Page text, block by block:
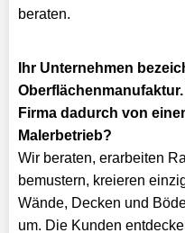
beraten.
Ihr Unternehmen
Firma dadurch von
Malerbetrieb?
Wir beraten, erarbeiten
bemustern, kreieren
Wände, Decken und
um. Die Kunden